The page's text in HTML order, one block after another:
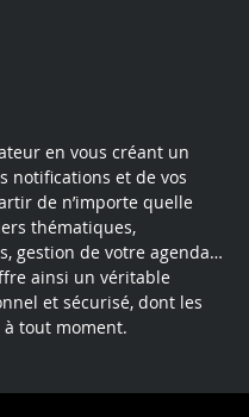
en vous créant un
notifications et de vos
de n’importe quelle
thématiques,
gestion de votre agenda…
ainsi un véritable
et sécurisé, dont les
tout moment.